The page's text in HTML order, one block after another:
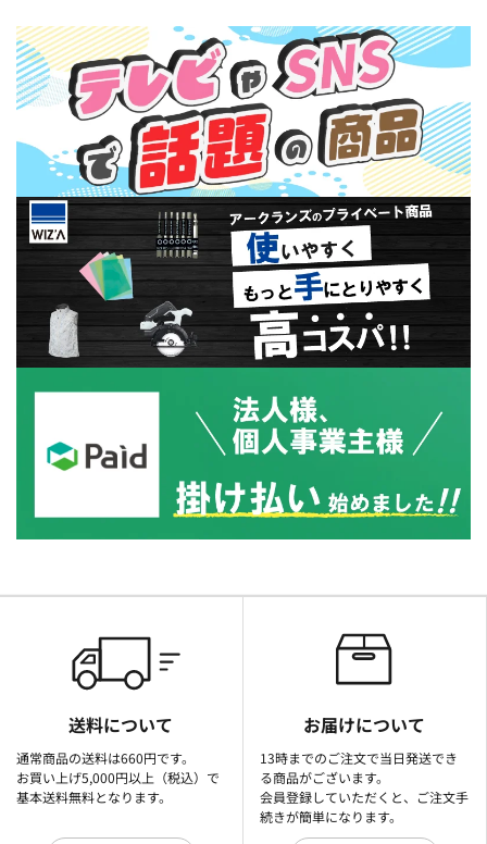
送料について
通常商品の送料は660円です。
お買い上げ5,000円以上（税込）で
基本送料無料となります。
お届けについて
13時までのご注文で当日発送でき
る商品がございます。
会員登録していただくと、ご注文手
続きが簡単になります。